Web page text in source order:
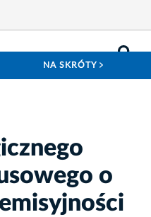
NA SKRÓTY
o